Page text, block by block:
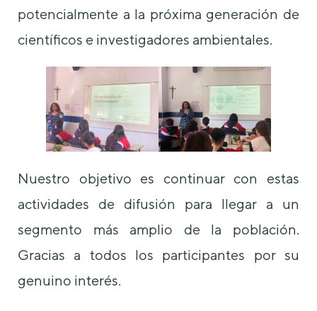
potencialmente a la próxima generación de
científicos e investigadores ambientales.
Nuestro objetivo es continuar con estas
actividades de difusión para llegar a un
segmento más amplio de la población.
Gracias a todos los participantes por su
genuino interés.